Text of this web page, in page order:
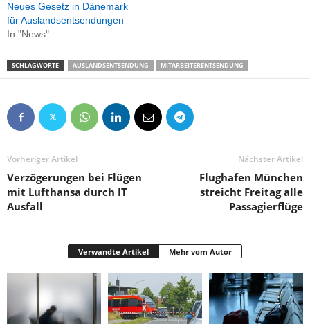
Neues Gesetz in Dänemark
für Auslandsentsendungen
In "News"
SCHLAGWORTE AUSLANDSENTSENDUNG MITARBEITERENTSENDUNG
Vorheriger Artikel
Verzögerungen bei Flügen
mit Lufthansa durch IT
Ausfall
Nächster Artikel
Flughafen München
streicht Freitag alle
Passagierflüge
Verwandte Artikel Mehr vom Autor